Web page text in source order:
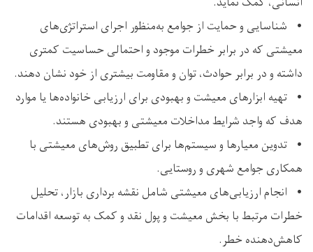
• شناسایی و حمایت از جوامع به‌منظور اجرای استراتژی‌های
معیشتی که در برابر خطرات موجود و احتمالی حساسیت کمتری
داشته و در برابر حوادث، توان و مقاومت بیشتری از خود نشان دهند.
• تهیه ابزارهای معیشت و بهبودی برای ارزیابی خانواده‌ها یا موارد
هدف که واجد شرایط مداخلات معیشتی و بهبودی هستند.
• تدوین معیارها و سیستم‌ها برای تطبیق روش‌های معیشتی با
همکاری جوامع شهری و روستایی.
• انجام ارزیابی‌های معیشتی شامل نقشه ‌برداری بازار، تحلیل
خطرات مرتبط با بخش معیشت و پول نقد و کمک به توسعه اقدامات
کاهش‌دهنده خطر.